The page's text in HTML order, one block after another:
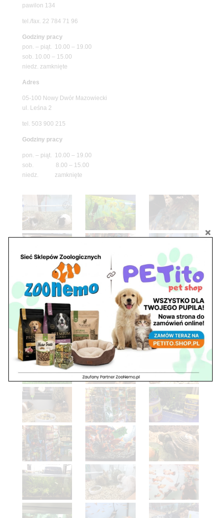
pawilon 134
tel./fax. 22 784 71 96
Godziny pracy
pon. – piąt. 10.00 – 19.00
sob. 10.00 – 15.00
niedz. zamknięte
Adres
05-100 Nowy Dwór Mazowiecki
ul. Leśna 2
tel. 503 900 215
Godziny pracy
pon. – piąt. 10.00 – 19.00
sob. 8.00 – 15.00
niedz. zamknięte